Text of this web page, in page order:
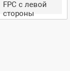
FPC с левой
стороны